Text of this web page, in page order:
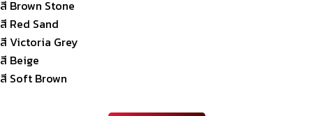
สี Brown Stone
สี Red Sand
สี Victoria Grey
สี Beige
สี Soft Brown